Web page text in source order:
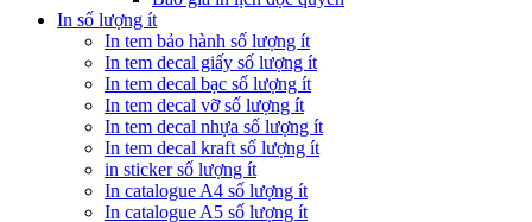
In số lượng ít
In tem bảo hành số lượng ít
In tem decal giấy số lượng ít
In tem decal bạc số lượng ít
In tem decal vỡ số lượng ít
In tem decal nhựa số lượng ít
In tem decal kraft số lượng ít
in sticker số lượng ít
In catalogue A4 số lượng ít
In catalogue A5 số lượng ít